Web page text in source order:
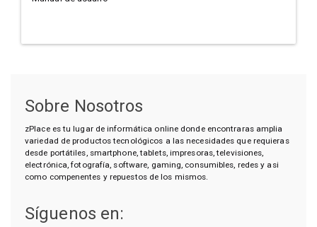
Sobre Nosotros
zPlace es tu lugar de informática online donde encontraras amplia
variedad de productos tecnológicos a las necesidades que requieras
desde portátiles, smartphone, tablets, impresoras, televisiones,
electrónica, fotografía, software, gaming, consumibles, redes y asi
como compenentes y repuestos de los mismos.
Síguenos en: